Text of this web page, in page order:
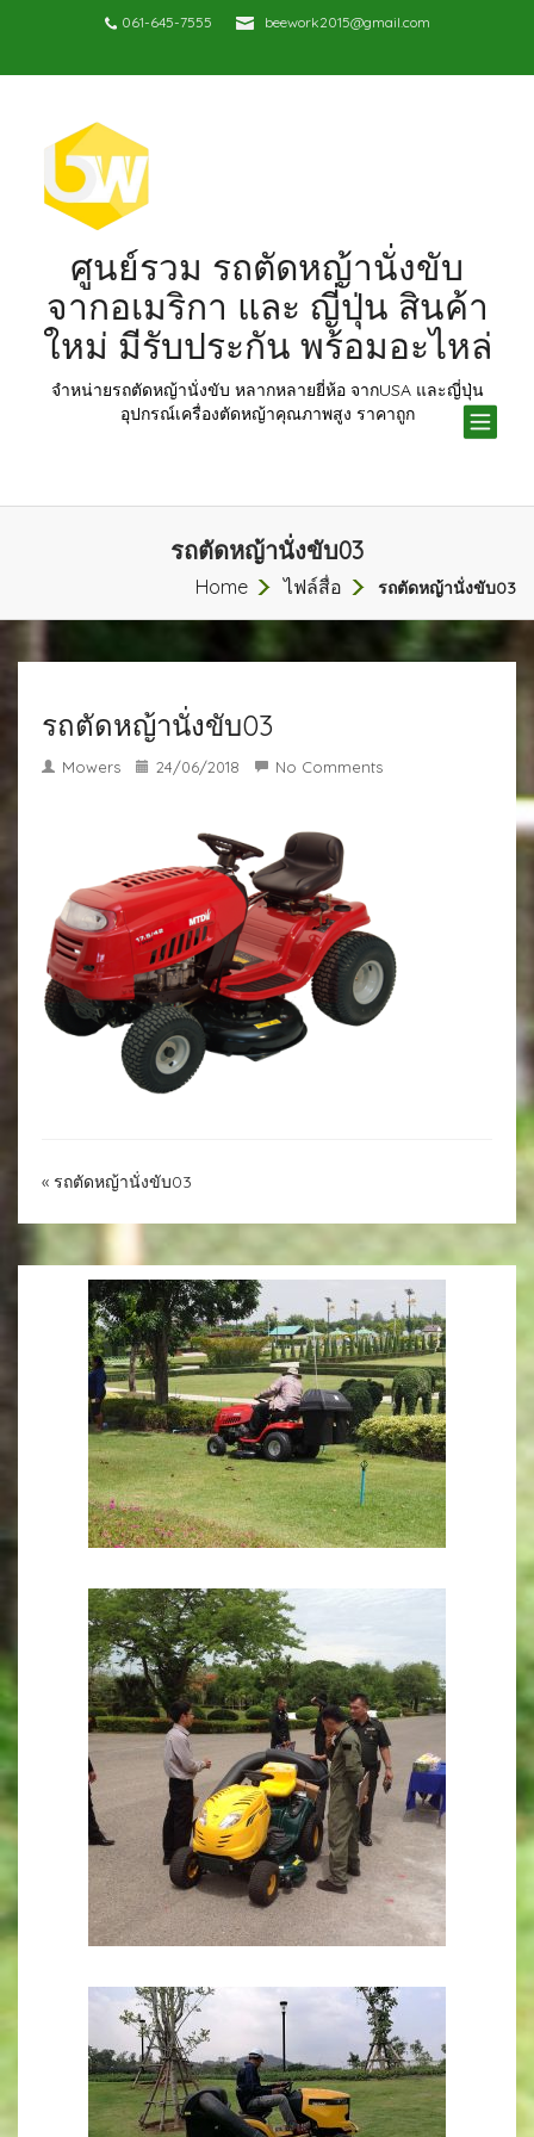
061-645-7555 beework2015@gmail.com
ศูนย์รวม รถตัดหญ้านั่งขับ
จากอเมริกา และ ญี่ปุ่น สินค้า
ใหม่ มีรับประกัน พร้อมอะไหล่
จำหน่ายรถตัดหญ้านั่งขับ หลากหลายยี่ห้อ จากUSA และญี่ปุ่น
อุปกรณ์เครื่องตัดหญ้าคุณภาพสูง ราคาถูก
รถตัดหญ้านั่งขับ03
Home ไฟล์สื่อ รถตัดหญ้านั่งขับ03
รถตัดหญ้านั่งขับ03
Mowers 24/06/2018 No Comments
« รถตัดหญ้านั่งขับ03